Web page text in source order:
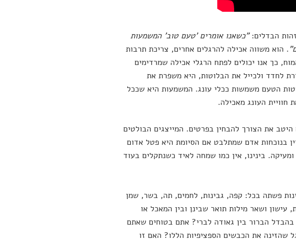
הבדלים:"כשאנו אומרים 'טעם טוב' המשמעות
. הוא משווה אכילה להרגלים אחרים, צריכת תרבות
כך אנו יכולים לפתח הרגלי אכילה שמרדימים
לחדד ולכייל את הבלוטות, היא משפרת את
הטעם משמשות ככלי עונג. המשמעות היא שככל
חוויית העונג מאכילה.
את הצורך להבחין בפרטים. המייצגים הבולטים
בנוכחות אדם שמתלבט אם הסיומת היא פטל אדום
בינינו, אין כמו שמחה לאיד כשנתקלים בעוד
פשתה בכל: קפה, גבינות, לחמים, תה, בשר, שמן
ושאר מילות תואר שבינן ובין המאכל או
הברור בין גאודה לברי? אתם בטוחים שאתם
שהזינה את הכבשים הספציפיות הללו? האם זו